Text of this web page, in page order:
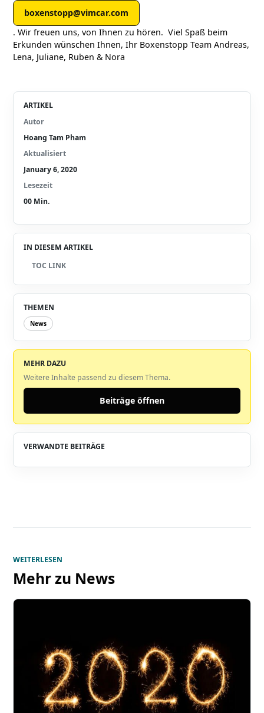
boxenstopp@vimcar.com
. Wir freuen uns, von Ihnen zu hören. Viel Spaß beim
Erkunden wünschen Ihnen, Ihr Boxenstopp Team Andreas,
Lena, Juliane, Ruben & Nora
ARTIKEL
Autor
Hoang Tam Pham
Aktualisiert
January 6, 2020
Lesezeit
00Min.
IN DIESEM ARTIKEL
TOC LINK
THEMEN
News
MEHR DAZU
Weitere Inhalte passend zu diesem Thema.
Beiträge öffnen
VERWANDTE BEITRÄGE
WEITERLESEN
Mehr zu News